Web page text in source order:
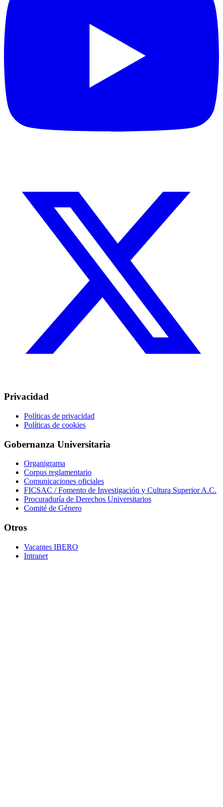
Privacidad
Políticas de privacidad
Políticas de cookies
Gobernanza Universitaria
Organigrama
Corpus reglamentario
Comunicaciones oficiales
FICSAC / Fomento de Investigación y Cultura Superior A.C.
Procuraduría de Derechos Universitarios
Comité de Género
Otros
Vacantes IBERO
Intranet